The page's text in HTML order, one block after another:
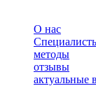
О нас
методы
отзывы
актуальные